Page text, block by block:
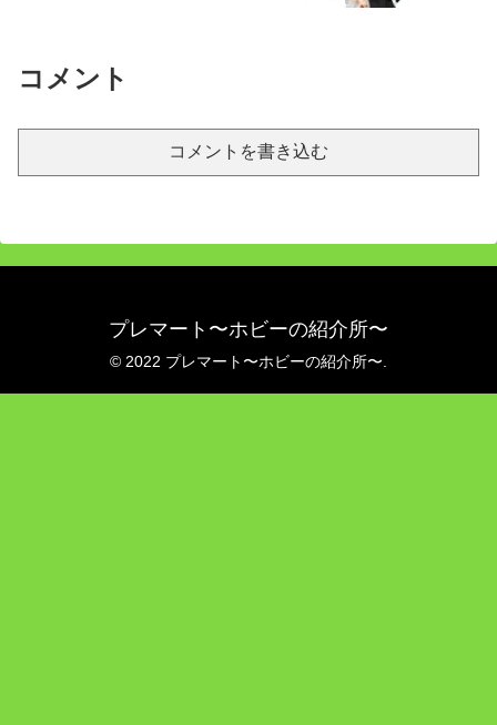
コメント
コメントを書き込む
プレマート〜ホビーの紹介所〜
© 2022 プレマート〜ホビーの紹介所〜.